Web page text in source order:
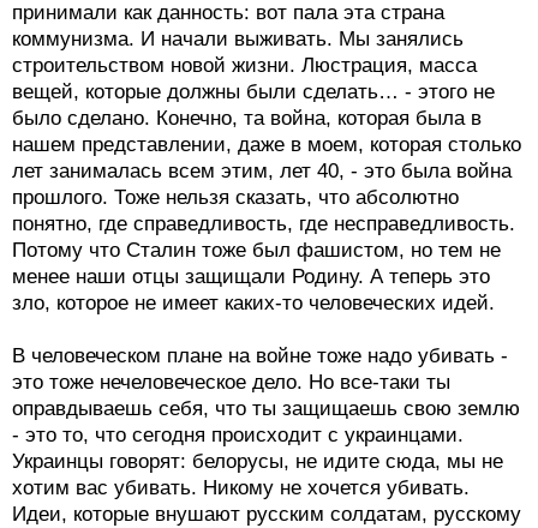
принимали как данность: вот пала эта страна
коммунизма. И начали выживать. Мы занялись
строительством новой жизни. Люстрация, масса
вещей, которые должны были сделать… - этого не
было сделано. Конечно, та война, которая была в
нашем представлении, даже в моем, которая столько
лет занималась всем этим, лет 40, - это была война
прошлого. Тоже нельзя сказать, что абсолютно
понятно, где справедливость, где несправедливость.
Потому что Сталин тоже был фашистом, но тем не
менее наши отцы защищали Родину. А теперь это
зло, которое не имеет каких-то человеческих идей.
В человеческом плане на войне тоже надо убивать -
это тоже нечеловеческое дело. Но все-таки ты
оправдываешь себя, что ты защищаешь свою землю
- это то, что сегодня происходит с украинцами.
Украинцы говорят: белорусы, не идите сюда, мы не
хотим вас убивать. Никому не хочется убивать.
Идеи, которые внушают русским солдатам, русскому